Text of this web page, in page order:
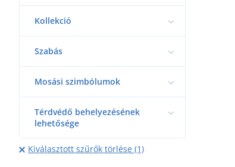
Kollekció
Szabás
Mosási szimbólumok
Térdvédő behelyezésének
lehetősége
Kiválasztott szűrők törlése (1)